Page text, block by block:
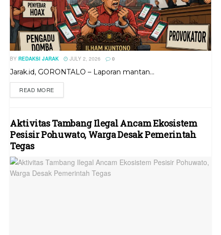
BY REDAKSI JARAK JULY 2, 2026 0
Jarak.id, GORONTALO – Laporan mantan...
READ MORE
Aktivitas Tambang Ilegal Ancam Ekosistem
Pesisir Pohuwato, Warga Desak Pemerintah
Tegas